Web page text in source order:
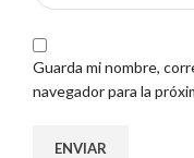
Guarda mi nombre,
navegador para la